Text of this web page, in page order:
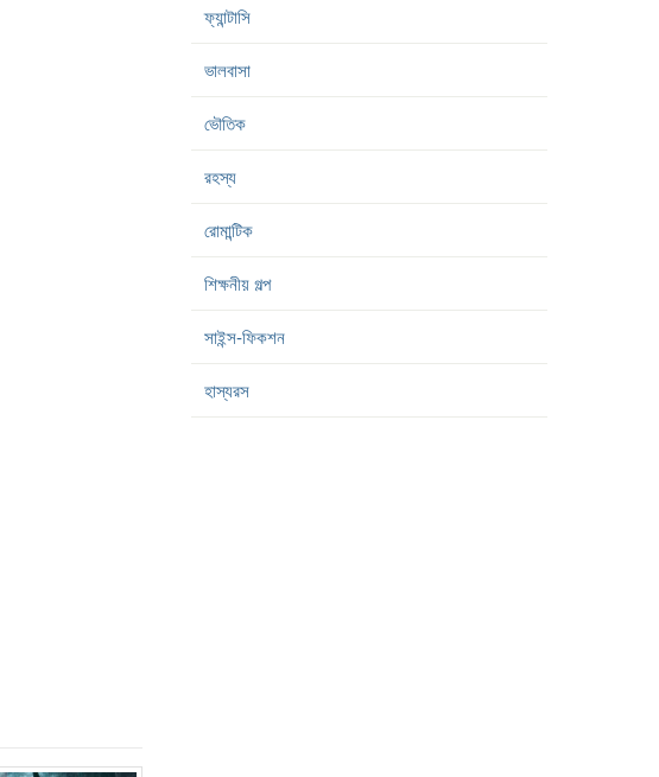
ফ্যান্টাসি
ভালবাসা
ভৌতিক
রহস্য
রোমান্টিক
শিক্ষনীয় গল্প
সাইন্স-ফিকশন
হাস্যরস